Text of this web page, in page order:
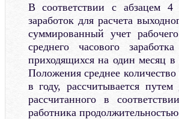
В соответствии с абзацем
заработок для расчета
суммированный учет
среднего часового
приходящихся на один месяц в
Положения среднее
в году, рассчитывается
рассчитанного в
работника